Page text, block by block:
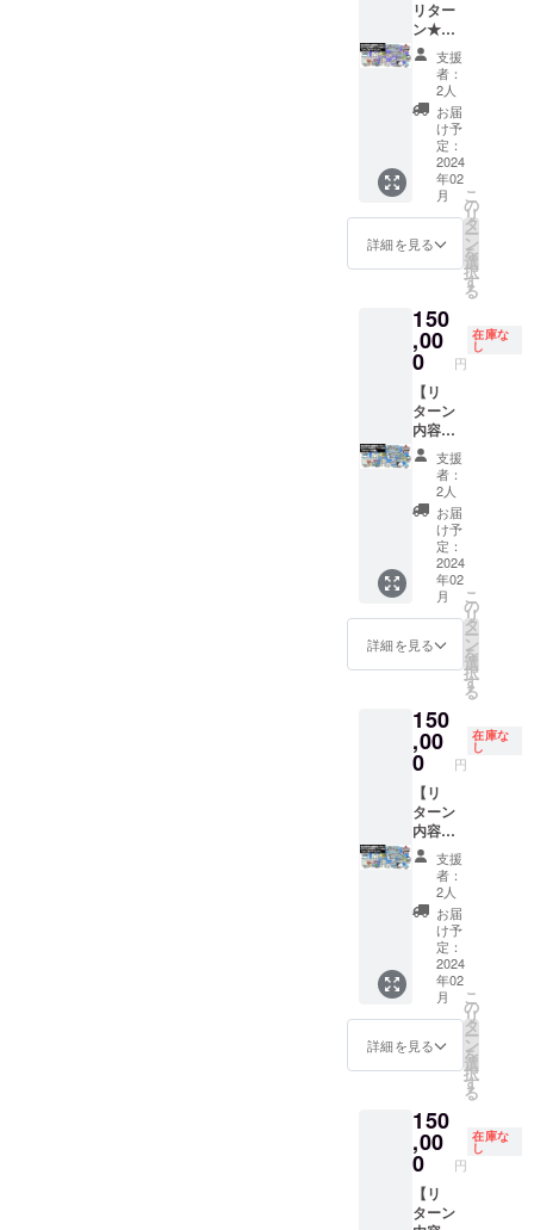
トレー
ジから
ダウン
ロー
ド」の
どちら
かを選
択して
いただ
けま
ファイ
ルの詳
ターン
プラン
のご紹
介」を
ご覧く
ださ
い。 ※T
シャツ
の詳細
は「リ
ターン
プラン
のご紹
介」を
ご覧く
※PC版
は、
Steam
からダ
ウン
ロード
してい
ただけ
ます。
※「サウ
ンドト
ク」
は、
キー」
または
「ファ
イルス
トレー
ジから
ダウン
ロー
ド」の
どちら
かを選
択して
いただ
けま
す。 ※
クリア
ルの詳
細は
プラン
のご紹
介」を
ご覧く
ださ
い。 ※T
シャツ
の詳細
は「リ
ターン
プラン
のご紹
介」を
ご覧く
ださ
い。
※「ゲー
ム本
体：DL
コー
ド」
は、
「Ninte
ndo
Switch
用」ま
たは
「PC用
（Stea
選択し
ていた
だけま
※PC版
は、
Steam
からダ
ウン
ロード
してい
ただけ
ます。
※「サウ
ンドト
ラッ
ク」
は、
または
「ファ
イルス
ジから
ダウン
ロー
ド」の
どちら
かを選
択して
いただ
けま
す。 ※
クリア
ファイ
ルの詳
細は
のご紹
介」を
ご覧く
い。 ※T
シャツ
介」を
ご覧く
ださ
い。 ※
サンソ
フト会
員証の
詳細は
「リ
ターン
プラン
のご紹
介」を
※「ゲー
ム本
体：DL
ド」
は、
「Ninte
ndo
Switch
用」ま
たは
「PC用
（Stea
m）」
のどち
らかを
選択し
ていた
は、
Steam
からダ
ロード
してい
ただけ
ます。
※「サウ
ンドト
ラッ
ク」
は、
「Stea
m版 DL
キー」
または
「ファ
ダウン
ロー
ド」の
かを選
択して
アル
ファ
ベット
表記の
少なく
とも１
つは必
ずご記
入くだ
さい。
いずれ
か一方
を省略
推奨す
る表記
で補完
ます。 -
-----------
-----------
-----------
-----------
-------- ※
旅費は
実費と
なりま
す。愛
知県江
南市ま
でお越
しいた
くださ
い。 ※
複製原
スト
キャン
バス
アート
の詳細
は「リ
ターン
プラン
のご紹
介」を
ご覧く
ださ
い。 ※
サンソ
「リ
ターン
プラン
介」を
ご覧く
内容】
①：
ゲーム
内に表
示する
お名前
（ニッ
クネー
ム可）
をご記
入くだ
さい。
・日本
ファ
ベット
表記：
表記／
アル
ファ
ベット
表記の
少なく
とも１
つは必
ずご記
入くだ
さい。
いずれ
か一方
を省略
推奨す
る表記
で補完
ます。 -
-----------
-----------
-----------
-----------
-------- ※
旅費は
実費と
なりま
す。愛
知県江
南市ま
でお越
しいた
くださ
い。 ※
複製原
スト
キャン
示する
お名前
（ニッ
クネー
ム可）
をご記
入くだ
さい。
・日本
語表
記： ・
アル
ファ
表記／
アル
ファ
ベット
表記の
少なく
とも１
つは必
ずご記
入くだ
さい。
いずれ
か一方
を省略
された
場合、
弊社が
推奨す
ます。 -
-----------
-----------
-----------
-----------
-------- ※
サンソ
フト会
員証の
詳細は
「リ
ターン
プラン
のご紹
介」を
ご覧く
ださ
い。
コー
ド」
は、
「Ninte
ndo
Switch
ファイ
ル 3種
セット
・CF限
定記念
ピン
ズ 3個
セット
・オリ
ジナル
デザイ
ンTシャ
ツ ・お
礼メッ
欄にご
記入い
ただく
内容】
①：
ゲーム
内に表
示する
お名前
（ニッ
クネー
ム可）
をご記
入くだ
さい。
・日本
語表
記： ・
アル
表記：
日本語
表記／
アル
ファ
ベット
表記の
少なく
とも１
つは必
ずご記
入くだ
さい。
いずれ
か一方
を省略
された
場合、
弊社が
で補完
いたし
ます。 -
-----------
-----------
-----------
イラン
ド」ス
テッ
カー ・
ゲーム
本体：
DLコー
ド x 1点
［一般
販売予
定価
格：
1,100
円］ ・
ラック
［一般
販売予
定価
格：未
定］ ・
PC・ス
マホ用
壁紙 ・
クリア
ファイ
ル 3種
セット
・CF限
定記念
ピン
ズ 3種
セット
・オリ
ンTシャ
ツ ・お
礼メッ
セージ
【備考
欄にご
記入い
ただく
内容】
①：
ゲーム
内に表
示する
お名前
（ニッ
クネー
ム可）
をご記
入くだ
語表
記： ・
アル
ファ
ベット
表記：
・
SUNSO
FTヒス
トリー
本『サ
ンソフ
ト大全
（仮）
』 ・
トート
バッグ
・ゲー
ム内ク
レジッ
載
（中）
（※①）
・
「リッ
プルア
イラン
ド」ス
テッ
カー ・
ゲーム
本体：
DLコー
ド x 1点
［一般
販売予
定価
格：
1,100
ドト
ラック
［一般
販売予
定価
格：未
定］ ・
PC・ス
マホ用
壁紙 ・
クリア
ファイ
ル 3種
セット
・CF限
定記念
ピン
ズ 3種
セット
デザイ
ンTシャ
ツ ・お
礼メッ
セージ
【備考
リター
ン★
【リ
ターン
内容】
・江南
サンソ
フト開
発現場
見学
（旅費
は実
費） ・
開発ス
談会 ・
もりけ
ん先生
複製サ
イン入
り色紙
（小）
「リッ
プルア
イラン
ド」 ・
複製原
画イラ
スト
キャン
バス
アート
・サン
ソフト
SUNSO
FTヒス
トリー
本『サ
ンソフ
ト クロ
ニク
ル』 ・
トート
バッグ
・ゲー
ム内ク
レジッ
トにお
名前掲
（大）
（※①）
・
イラン
ド」ス
テッ
カー ・
ゲーム
本体：
支援
者：
2人
お届
け予
定：
2024
年02
月
詳細を見る
こ
の
リ
タ
ー
ン
を
選
択
す
る
150
,00
0 円
在庫な
し
【リ
ターン
内容】
・江南
サンソ
フト開
発現場
見学
（旅費
は実
費） ・
開発ス
タッフ
との座
談会 ・
複製サ
イン入
り色紙
「マ
ドゥー
ラの
翼」 ・
複製原
画イラ
スト
キャン
バス
アート
・サン
ソフト
会員証
・
SUNSO
FTヒス
ンソフ
ト大全
（仮）
』 ・
トート
バッグ
支援
者：
2人
お届
け予
定：
2024
年02
月
詳細を見る
こ
の
リ
タ
ー
ン
を
選
択
す
る
150
,00
0 円
在庫な
し
【リ
ターン
内容】
・江南
サンソ
フト開
発現場
見学
（旅費
は実
費） ・
開発ス
タッフ
との座
談会 ・
複製サ
イン入
り色紙
「リッ
プルア
イラン
支援
者：
2人
お届
け予
定：
2024
年02
月
詳細を見る
こ
の
リ
タ
ー
ン
を
選
択
す
る
150
,00
0 円
在庫な
し
【リ
ターン